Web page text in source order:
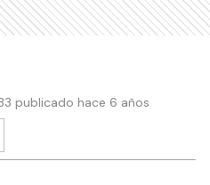
publicado hace 6 años